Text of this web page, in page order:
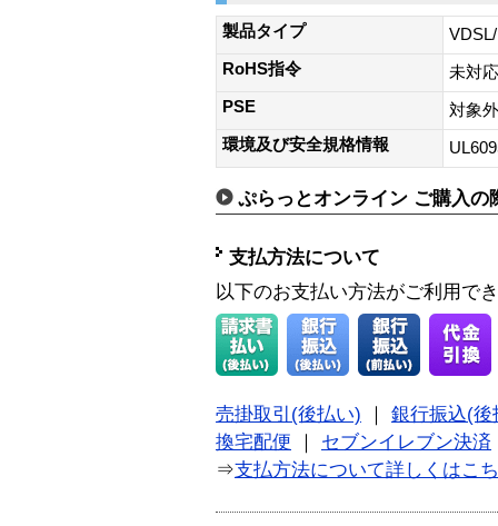
製品タイプ
RoHS指令
未対応
PSE
対象
環境及び安全規格情報
ぷらっとオンライン ご購入の
支払方法について
以下のお支払い方法がご利用で
売掛取引(後払い)
銀行振込(後
換宅配便
セブンイレブン決済
⇒支払方法について詳しくはこ